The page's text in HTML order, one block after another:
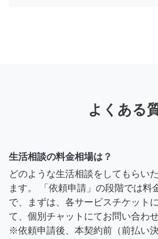
よくある
生活相談の料金相場は？
どのような生活相談をしてもらい
ます。 「依頼申請」の段階では料
で、まずは、各サービスチケット
て、個別チャットにてお問い合わ
※依頼申請後、本契約前（前払い